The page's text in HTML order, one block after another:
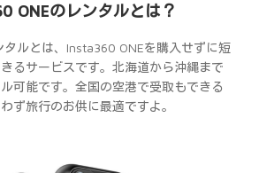
ONEのレンタルとは？
タルとは、Insta360 ONEを購入せずに短
るサービスです。北海道から沖縄まで
可能です。全国の空港で受取もできる
ず旅行のお供に最適ですよ。